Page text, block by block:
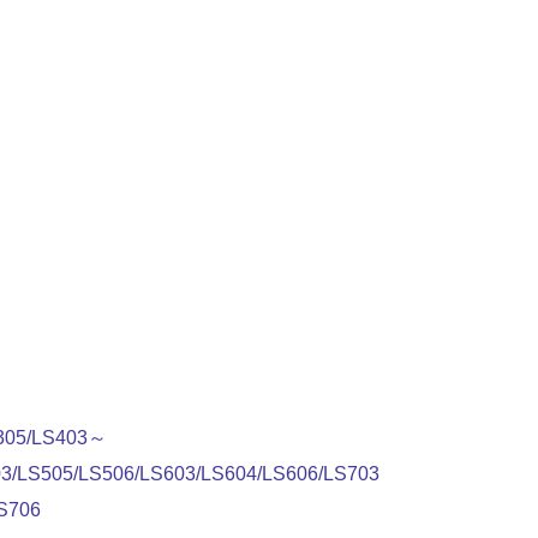
LS403～
LS505/LS506/LS603/LS604/LS606/LS703